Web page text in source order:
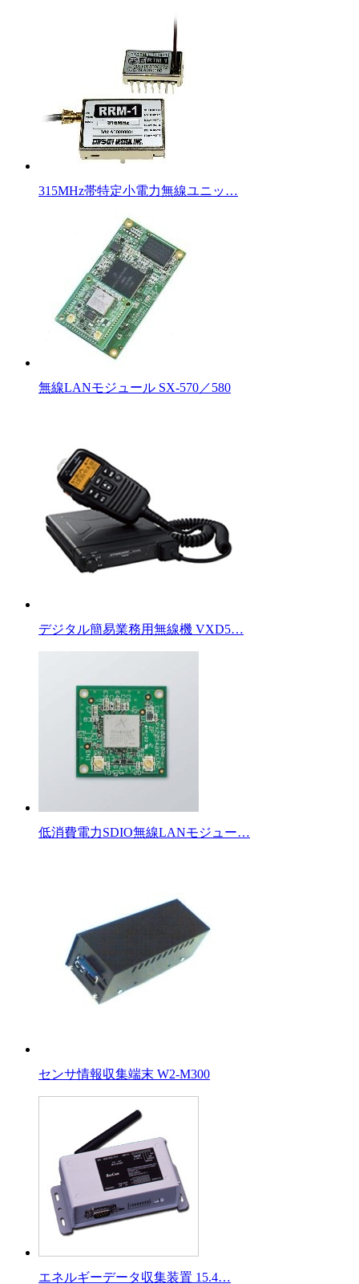
315MHz帯特定小電力無線ユニッ…
無線LANモジュール SX-570／580
デジタル簡易業務用無線機 VXD5…
低消費電力SDIO無線LANモジュー…
センサ情報収集端末 W2-M300
エネルギーデータ収集装置 15.4…